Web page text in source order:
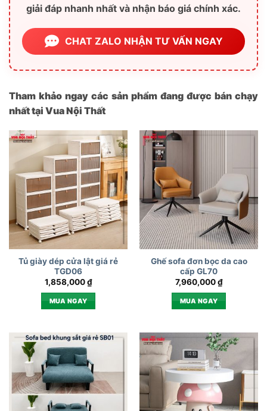
giải đáp nhanh nhất và nhận báo giá chính xác.
CHAT ZALO NHẬN TƯ VẤN NGAY
Tham khảo ngay các sản phẩm đang được bán chạy
nhất tại Vua Nội Thất
Tủ giày dép cửa lật giá rẻ
TGD06
1,858,000₫
MUA NGAY
Ghế sofa đơn bọc da cao
cấp GL70
7,960,000₫
MUA NGAY